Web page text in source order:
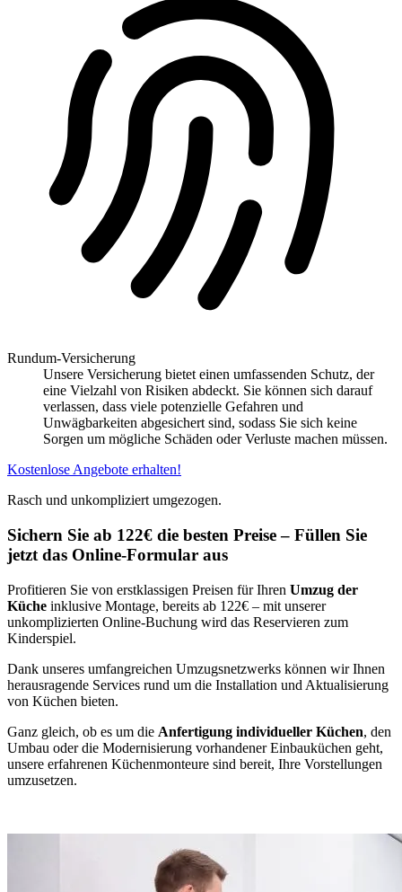
Rundum-Versicherung
Unsere Versicherung bietet einen umfassenden Schutz, der
eine Vielzahl von Risiken abdeckt. Sie können sich darauf
verlassen, dass viele potenzielle Gefahren und
Unwägbarkeiten abgesichert sind, sodass Sie sich keine
Sorgen um mögliche Schäden oder Verluste machen müssen.
Kostenlose Angebote erhalten!
Rasch und unkompliziert umgezogen.
Sichern Sie ab 122€ die besten Preise – Füllen Sie
jetzt das Online-Formular aus
Profitieren Sie von erstklassigen Preisen für Ihren Umzug der
Küche inklusive Montage, bereits ab 122€ – mit unserer
unkomplizierten Online-Buchung wird das Reservieren zum
Kinderspiel.
Dank unseres umfangreichen Umzugsnetzwerks können wir Ihnen
herausragende Services rund um die Installation und Aktualisierung
von Küchen bieten.
Ganz gleich, ob es um die Anfertigung individueller Küchen, den
Umbau oder die Modernisierung vorhandener Einbauküchen geht,
unsere erfahrenen Küchenmonteure sind bereit, Ihre Vorstellungen
umzusetzen.